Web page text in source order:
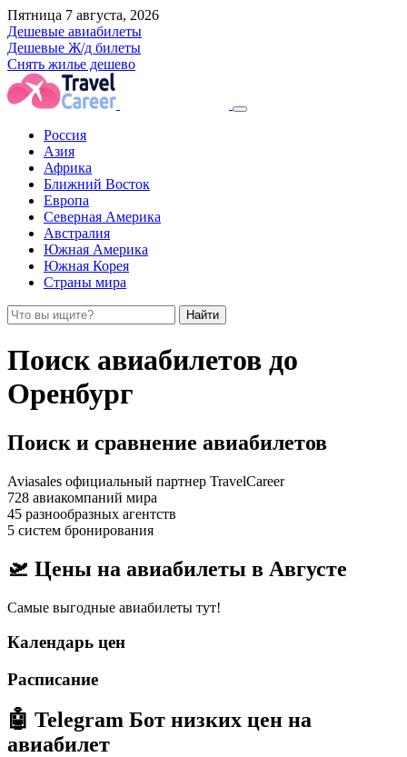
Пятница 7 августа, 2026
Дешевые авиабилеты
Дешевые Ж/д билеты
Снять жилье дешево
Россия
Азия
Африка
Ближний Восток
Европа
Северная Америка
Австралия
Южная Америка
Южная Корея
Страны мира
Найти
Поиск авиабилетов до
Оренбург
Поиск и сравнение авиабилетов
Aviasales официальный партнер TravelCareer
728 авиакомпаний мира
45 разнообразных агентств
5 систем бронирования
🛫 Цены на авиабилеты в Августе
Самые выгодные авиабилеты тут!
Календарь цен
Расписание
🤖 Telegram Бот низких цен на
авиабилет